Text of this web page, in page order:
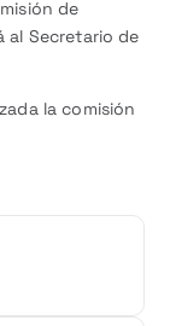
de
al Secretario de
la comisión